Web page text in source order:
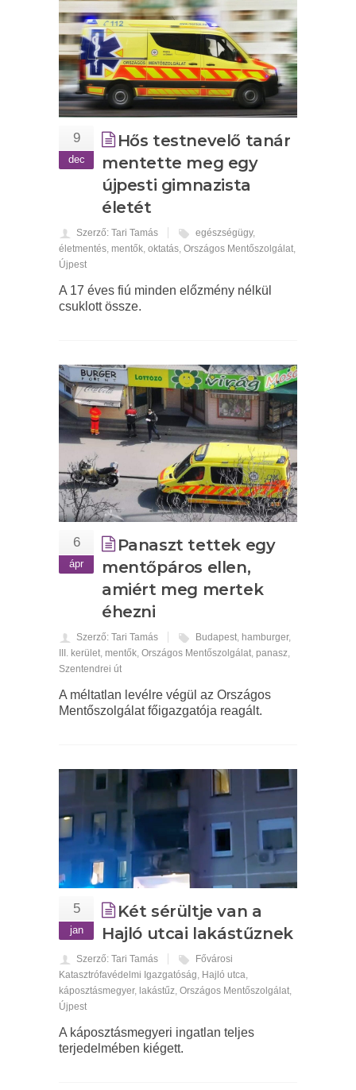
9
dec
Hős testnevelő tanár
mentette meg egy
újpesti gimnazista
életét
Szerző: Tari Tamás egészségügy,
életmentés, mentők, oktatás, Országos Mentőszolgálat,
Újpest
A 17 éves fiú minden előzmény nélkül
csuklott össze.
6
ápr
Panaszt tettek egy
mentőpáros ellen,
amiért meg mertek
éhezni
Szerző: Tari Tamás Budapest hamburger,
III. kerület mentők Országos Mentőszolgálat panasz
Szentendrei út
A méltatlan levélre végül az Országos
Mentőszolgálat főigazgatója reagált.
5
jan
Két sérültje van a
Hajló utcai lakástűznek
Szerző: Tari Tamás
Fővárosi
Katasztrófavédelmi Igazgatóság Hajló utca
káposztásmegyer, lakástűz Országos Mentőszolgálat
Újpest
A káposztásmegyeri ingatlan teljes
terjedelmében kiégett.